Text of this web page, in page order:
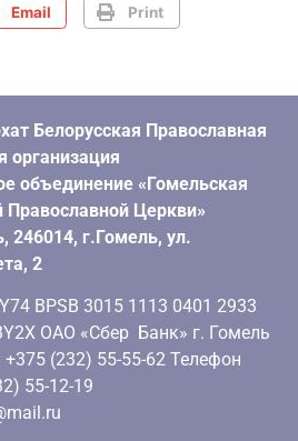
Email Print
Белорусская Православная
организация
объединение «Гомельская
Православной Церкви»
246014, г.Гомель, ул.
2
BPSB 3015 1113 0401 2933
ОАО «Сбер Банк» г. Гомель
(232) 55-55-62 Телефон
55-12-19